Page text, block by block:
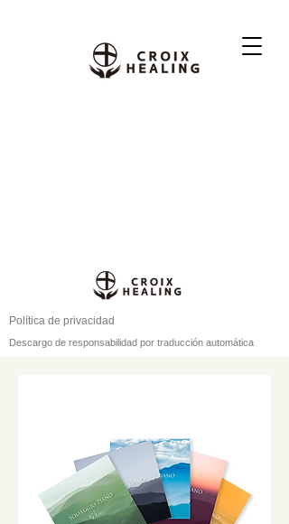
Política de privacidad
Descargo de responsabilidad por traducción automática